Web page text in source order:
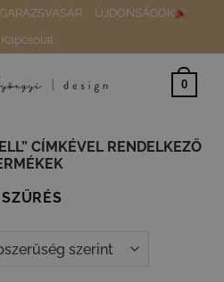
GARÁZSVÁSÁR
ÚJDONSÁGOK
Kapcsolat
0
CÍMKÉVEL RENDELKEZŐ
SZŰRÉS